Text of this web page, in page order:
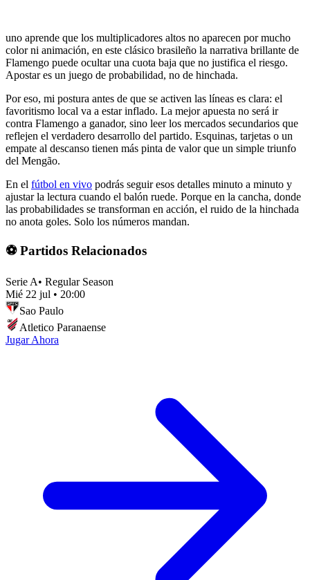
uno aprende que los multiplicadores altos no aparecen por mucho
color ni animación, en este clásico brasileño la narrativa brillante de
Flamengo puede ocultar una cuota baja que no justifica el riesgo.
Apostar es un juego de probabilidad, no de hinchada.
Por eso, mi postura antes de que se activen las líneas es clara: el
favoritismo local va a estar inflado. La mejor apuesta no será ir
contra Flamengo a ganador, sino leer los mercados secundarios que
reflejen el verdadero desarrollo del partido. Esquinas, tarjetas o un
empate al descanso tienen más pinta de valor que un simple triunfo
del Mengão.
En el fútbol en vivo podrás seguir esos detalles minuto a minuto y
ajustar la lectura cuando el balón ruede. Porque en la cancha, donde
las probabilidades se transforman en acción, el ruido de la hinchada
no anota goles. Solo los números mandan.
⚽ Partidos Relacionados
Serie A• Regular Season
Mié 22 jul • 20:00
Sao Paulo
Atletico Paranaense
Jugar Ahora